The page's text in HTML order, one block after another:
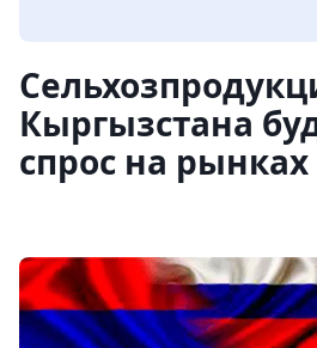
Кыргызстана
спрос на